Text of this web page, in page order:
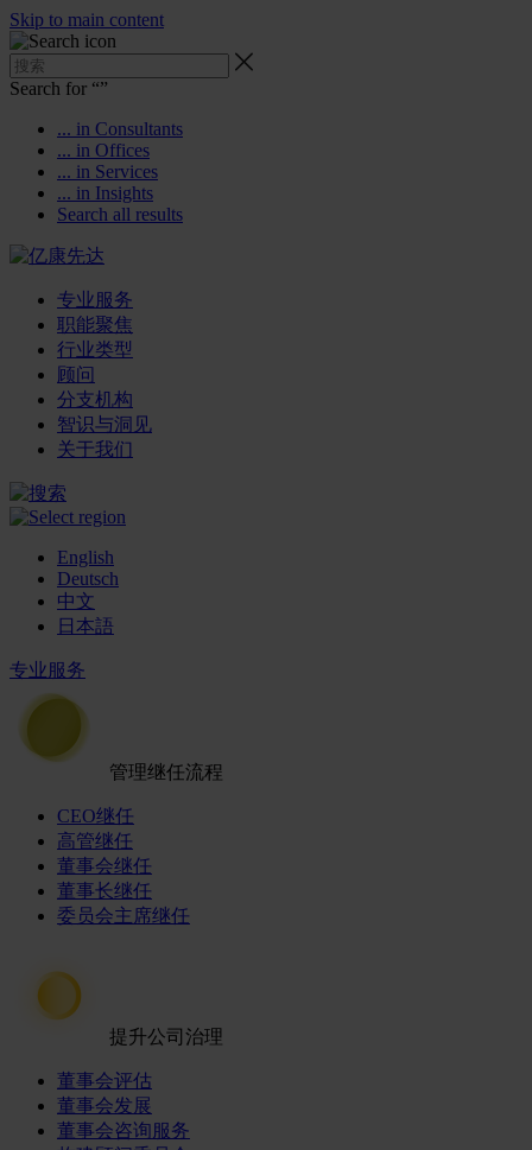
Skip to main content
Search for “”
... in Consultants
... in Offices
... in Services
... in Insights
Search all results
专业服务
职能聚焦
行业类型
顾问
分支机构
智识与洞见
关于我们
English
Deutsch
中文
日本語
专业服务
管理继任流程
CEO继任
高管继任
董事会继任
董事长继任
委员会主席继任
提升公司治理
董事会评估
董事会发展
董事会咨询服务